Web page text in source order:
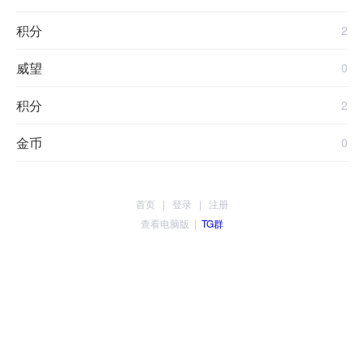
积分 2
威望 0
积分 2
金币 0
首页 | 登录 | 注册
查看电脑版 | TG群